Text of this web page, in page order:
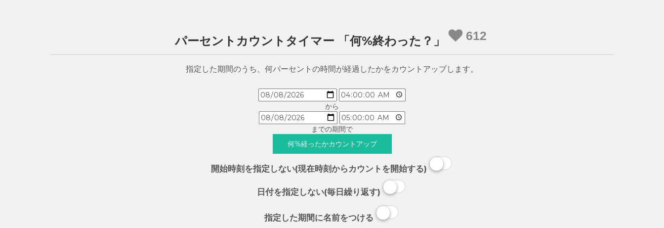
パーセントカウントタイマー 「何%終わった？」 612
指定した期間のうち、何パーセントの時間が経過したかをカウントアップします。
から
までの期間で
開始時刻を指定しない(現在時刻からカウントを開始する)
日付を指定しない(毎日繰り返す)
指定した期間に名前をつける